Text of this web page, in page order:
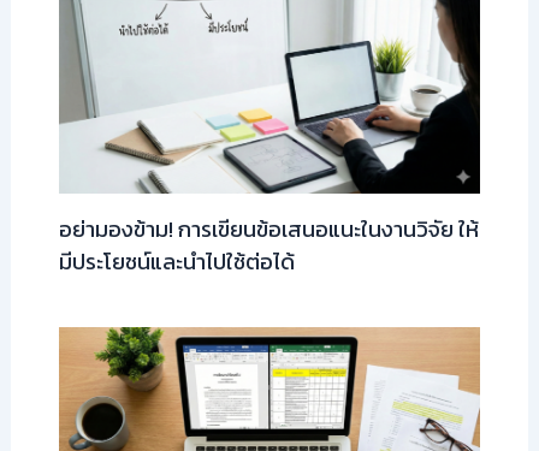
อย่ามองข้าม! การเขียนข้อเสนอแนะในงานวิจัย ให้
มีประโยชน์และนำไปใช้ต่อได้